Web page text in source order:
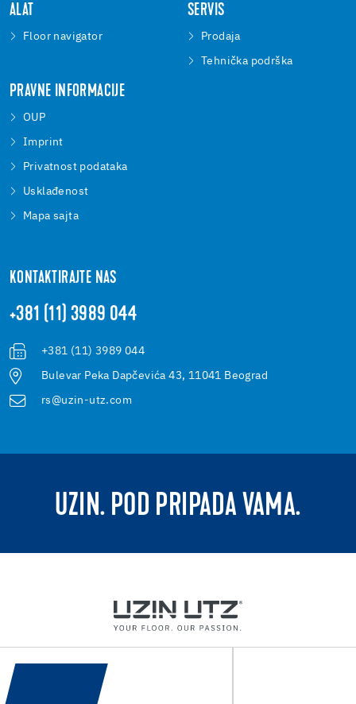
ALAT
Floor navigator
SERVIS
Prodaja
Tehnička podrška
PRAVNE INFORMACIJE
OUP
Imprint
Privatnost podataka
Usklađenost
Mapa sajta
KONTAKTIRAJTE NAS
+381 (11) 3989 044
+381 (11) 3989 044
Bulevar Peka Dapčevića 43, 11041 Beograd
rs@uzin-utz.com
UZIN. POD PRIPADA VAMA.